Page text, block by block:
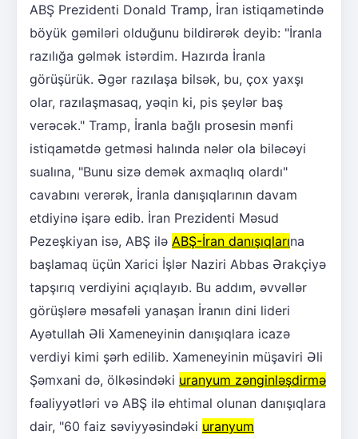
ABŞ Prezidenti Donald Tramp, İran istiqamətində
böyük gəmiləri olduğunu bildirərək deyib: "İranla
razılığa gəlmək istərdim. Hazırda İranla
görüşürük. Əgər razılaşa bilsək, bu, çox yaxşı
olar, razılaşmasaq, yəqin ki, pis şeylər baş
verəcək." Tramp, İranla bağlı prosesin mənfi
istiqamətdə getməsi halında nələr ola biləcəyi
sualına, "Bunu sizə demək axmaqlıq olardı"
cavabını verərək, İranla danışıqlarının davam
etdiyinə işarə edib. İran Prezidenti Məsud
Pezeşkiyan isə, ABŞ ilə ABŞ-İran danışıqlarına
başlamaq üçün Xarici İşlər Naziri Abbas Ərakçiyə
tapşırıq verdiyini açıqlayıb. Bu addım, əvvəllər
görüşlərə məsafəli yanaşan İranın dini lideri
Ayətullah Əli Xameneyinin danışıqlara icazə
verdiyi kimi şərh edilib. Xameneyinin müşaviri Əli
Şəmxani də, ölkəsindəki uranyum zənginləşdirmə
fəaliyyətləri və ABŞ ilə ehtimal olunan danışıqlara
dair, "60 faiz səviyyəsindəki uranyum